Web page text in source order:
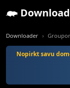
Downloader
Nopirkt savu